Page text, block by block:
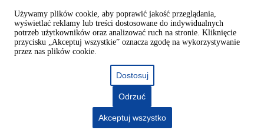
webtom.pl
Używamy plików cookie, aby poprawić jakość przeglądania,
wyświetlać reklamy lub treści dostosowane do indywidualnych
potrzeb użytkowników oraz analizować ruch na stronie. Kliknięcie
przycisku „Akceptuj wszystkie” oznacza zgodę na wykorzystywanie
przez nas plików cookie.
Dostosuj
Odrzuć
Akceptuj wszystko